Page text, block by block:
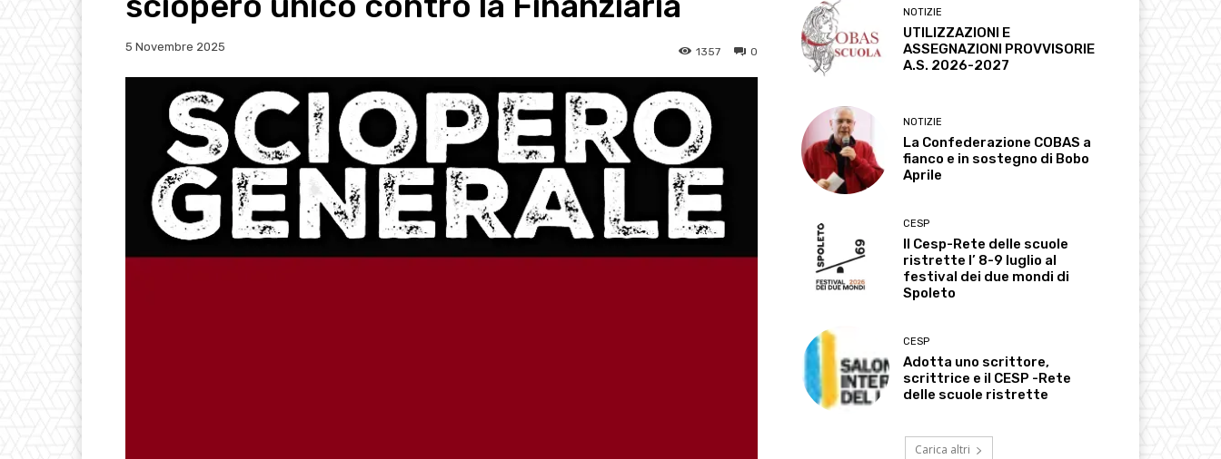
5 Novembre 2025 0
1357
NOTIZIE
UTILIZZAZIONI E
ASSEGNAZIONI PROVVISORIE
A.S. 2026-2027
NOTIZIE
La Confederazione COBAS a
fianco e in sostegno di Bobo
Aprile
CESP
Il Cesp-Rete delle scuole
ristrette l’ 8-9 luglio al
festival dei due mondi di
Spoleto
CESP
Adotta uno scrittore,
scrittrice e il CESP -Rete
delle scuole ristrette
Carica altri